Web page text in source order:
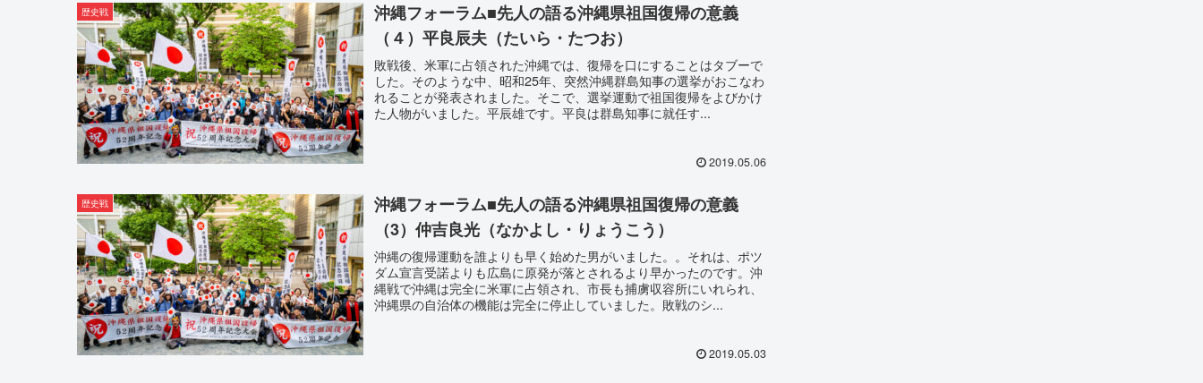
歴史戦
沖縄フォーラム■先人の語る沖縄県祖国復帰の意義
（４）平良辰夫（たいら・たつお）
敗戦後、米軍に占領された沖縄では、復帰を口にすることはタブーで
した。そのような中、昭和25年、突然沖縄群島知事の選挙がおこなわ
れることが発表されました。そこで、選挙運動で祖国復帰をよびかけ
た人物がいました。平辰雄です。平良は群島知事に就任す...
2019.05.06
歴史戦
沖縄フォーラム■先人の語る沖縄県祖国復帰の意義
（3）仲吉良光（なかよし・りょうこう）
沖縄の復帰運動を誰よりも早く始めた男がいました。。それは、ポツ
ダム宣言受諾よりも広島に原発が落とされるより早かったのです。沖
縄戦で沖縄は完全に米軍に占領され、市長も捕虜収容所にいれられ、
沖縄県の自治体の機能は完全に停止していました。敗戦のシ...
2019.05.03